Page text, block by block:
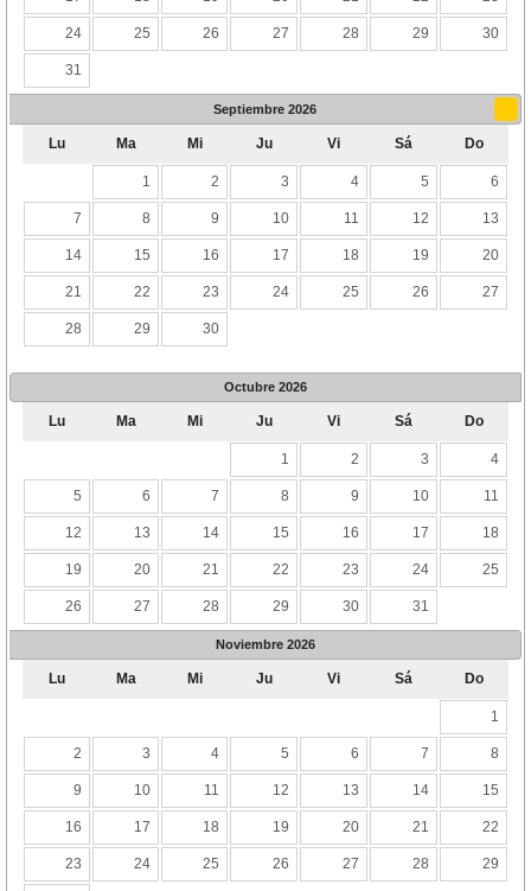
24 25 26 27 28 29 30
31
Septiembre 2026
Lu Ma Mi Ju Vi Sá Do
1 2 3 4 5 6
7 8 9 10 11 12 13
14 15 16 17 18 19 20
21 22 23 24 25 26 27
28 29 30
Octubre 2026
Lu Ma Mi Ju Vi Sá Do
1 2 3 4
5 6 7 8 9 10 11
12 13 14 15 16 17 18
19 20 21 22 23 24 25
26 27 28 29 30 31
Noviembre 2026
Lu Ma Mi Ju Vi Sá Do
1
2 3 4 5 6 7 8
9 10 11 12 13 14 15
16 17 18 19 20 21 22
23 24 25 26 27 28 29